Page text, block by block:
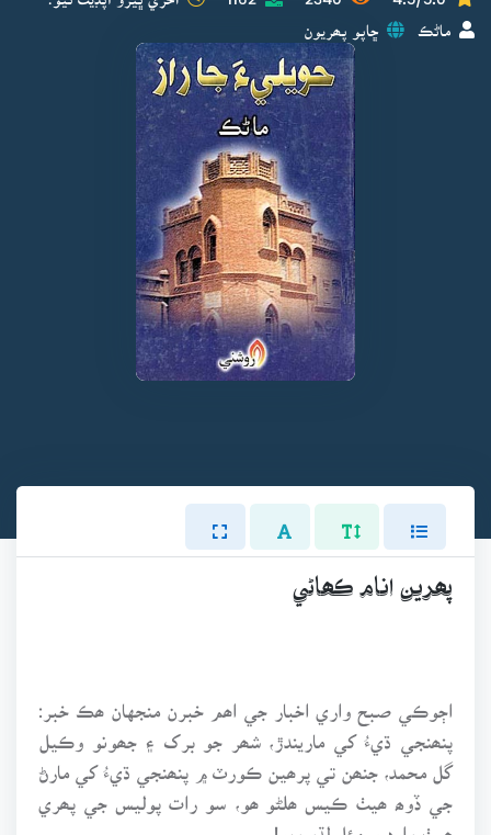
ماڻڪ ڇاپو پھريون
پھرين انام ڪھاڻي
اڄوڪي صبح واري اخبار جي اھم خبرن منجهان ھڪ خبر:
پنھنجي ڌيءُ کي ماريندڙ، شھر جو برک ۽ جھونو وڪيل
گل محمد، جنھن تي پرھين ڪورٽ ۾ پنھنجي ڌيءُ کي مارڻ
جي ڏوھ ھيٺ ڪيس ھلڻو ھو، سو رات پوليس جي پھري
ھيٺ وارڊ ۾ مئل لڌو ويو!